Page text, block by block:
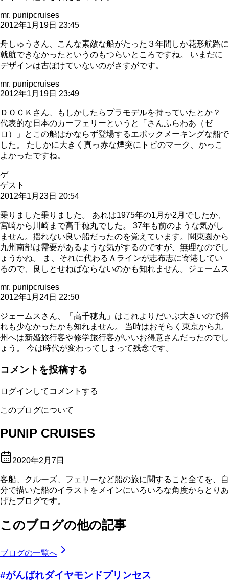
mr. punipcruises
2012年1月19日 23:45
舟しゅうさん、こんな素敵な船がたった３年間しか花形航路に
就航できなかったというのもつらいところですね。 いまだに
デザインは古ぼけていないのがさすがです。
mr. punipcruises
2012年1月19日 23:49
ＤＯＣＫさん、もしかしたらプラモデルを持っていたとか？
代表的な日本のカーフェリーというと「さんふらわあ（ゼ
ロ）」とこの船はかならず登場するエポックメーキングな船で
した。 たしかに大きく真っ赤な煙突にトビのマーク、かっこ
よかったですね。
ゲ
ゲスト
2012年1月23日 20:54
乗りました乗りました。 あれは1975年の1月か2月でしたか、
宮崎から川崎まで高千穂丸でした。 37年も前のような気がし
ません。揺れない良い船だったのを覚えています。関東圏から
九州南部は需要があるような気がするのですが、無理なのでし
ょうかね。 ま、それに代わるＡラインが志布志に寄港してい
るので、良しとせねばならないのかも知れません。ジェームス
mr. punipcruises
2012年1月24日 22:50
ジェームスさん、「高千穂丸」はこれよりだいぶ大きいので揺
れも少なかったかも知れません。 当時はおそらく東京から九
州へは新婚旅行客や修学旅行客がいいお得意さんだったのでし
ょう。 今は時代が変わってしまって残念です。
コメントを投稿する
ログインしてコメントする
このブログについて
PUNIP CRUISES
2020年2月7日
客船、クルーズ、フェリーなど船の旅に関すること全てを、自
分で描いた船のイラストをメインにいろいろな角度からとりあ
げたブログです。
このブログの他の記事
ブログの一覧へ
#がんばれダイヤモンドプリンセス